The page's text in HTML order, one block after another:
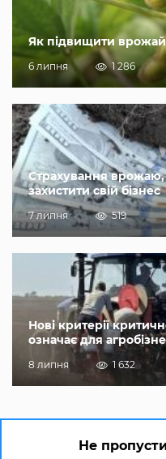
Як підвищити
6 липня 1 286
Страхування
захистити свій бізнес
7 липня 519
Нові критерії
означає для
8 липня 1 632
Не